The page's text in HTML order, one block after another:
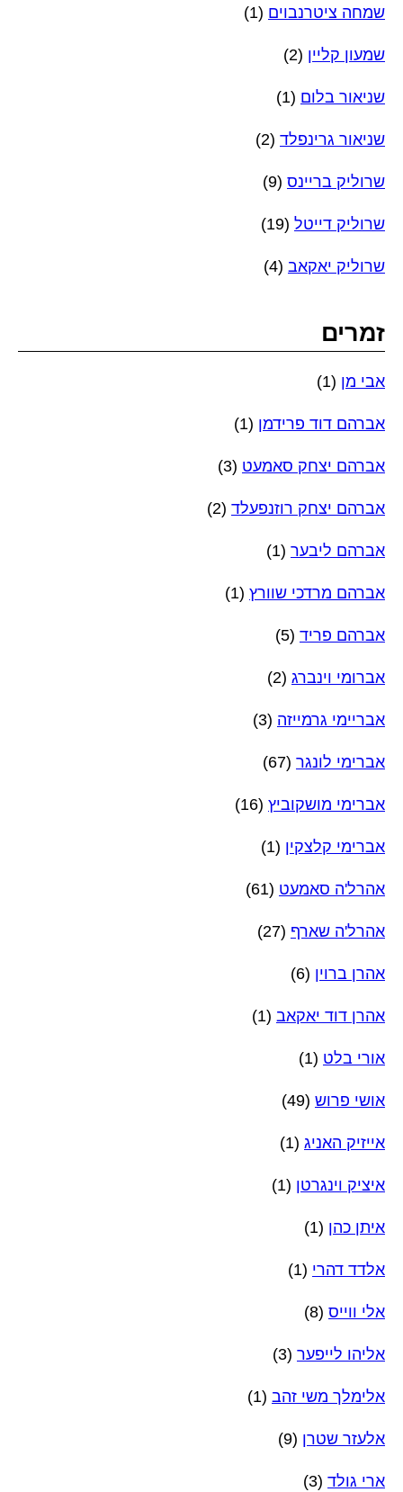
שמחה ציטרנבוים (1)
שמעון קליין (2)
שניאור בלום (1)
שניאור גרינפלד (2)
שרוליק בריינס (9)
שרוליק דייטל (19)
שרוליק יאקאב (4)
זמרים
אבי מן (1)
אברהם דוד פרידמן (1)
אברהם יצחק סאמעט (3)
אברהם יצחק רוזנפעלד (2)
אברהם ליבער (1)
אברהם מרדכי שוורץ (1)
אברהם פריד (5)
אברומי וינברג (2)
אבריימי גרמייזה (3)
אברימי לונגר (67)
אברימי מושקוביץ (16)
אברימי קלצקין (1)
אהרל'ה סאמעט (61)
אהרל'ה שארף (27)
אהרן ברוין (6)
אהרן דוד יאקאב (1)
אורי בלט (1)
אושי פרוש (49)
אייזיק האניג (1)
איציק וינגרטן (1)
איתן כהן (1)
אלדד דהרי (1)
אלי ווייס (8)
אליהו לייפער (3)
אלימלך משי זהב (1)
אלעזר שטרן (9)
ארי גולד (3)